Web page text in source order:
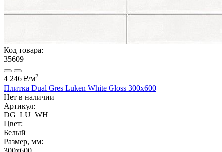
Код товара:
35609
4 246 ₽/м2
Плитка Dual Gres Luken White Gloss 300x600
Нет в наличии
Артикул:
DG_LU_WH
Цвет:
Белый
Размер, мм: